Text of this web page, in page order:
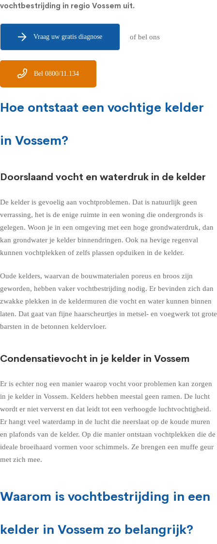
vochtbestrijding in regio Vossem uit.
Vraag uw gratis diagnose of bel ons
Bel 0800/11.134
Hoe ontstaat een vochtige kelder
in Vossem?
Doorslaand vocht en waterdruk in de kelder
De kelder is gevoelig aan vochtproblemen. Dat is natuurlijk geen
verrassing, het is de enige ruimte in een woning die ondergronds is
gelegen. Woon je in een omgeving met een hoge grondwaterdruk, dan
kan grondwater je kelder binnendringen. Ook na hevige regenval
kunnen vochtplekken of zelfs plassen opduiken in de kelder.
Oude kelders, waarvan de bouwmaterialen poreus en broos zijn
geworden, hebben vaker vochtbestrijding nodig. Er bevinden zich dan
zwakke plekken in de keldermuren die vocht en water kunnen binnen
laten. Dat gaat van fijne haarscheurtjes in metsel- en voegwerk tot grote
barsten in de betonnen keldervloer.
Condensatievocht in je kelder in Vossem
Er is echter nog een manier waarop vocht voor problemen kan zorgen
in je kelder in Vossem. Kelders hebben meestal geen ramen. De lucht
wordt er niet ververst en dat leidt tot een verhoogde luchtvochtigheid.
Er hangt veel waterdamp in de lucht die neerslaat op de koude muren
en plafonds van de kelder. Op die manier ontstaan vochtplekken die de
ideale broeihaard vormen voor schimmels. Ze brengen een muffe geur
met zich mee.
Waarom is vochtbestrijding in een
kelder in Vossem zo belangrijk?